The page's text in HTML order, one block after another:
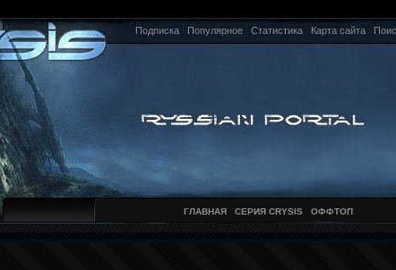
Подписка Популярное Статистика Карта сайта
ГЛАВНАЯ СЕРИЯ CRYSIS ОФФТОП